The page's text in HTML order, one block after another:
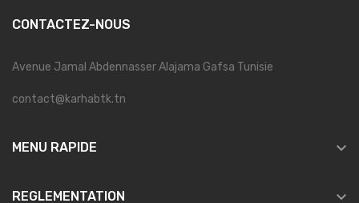
CONTACTEZ-NOUS
Avenue Jamal Abdennasser Alajama Gafsa Tunisie
contact@karhabtk.tn
MENU RAPIDE 
REGLEMENTATION 